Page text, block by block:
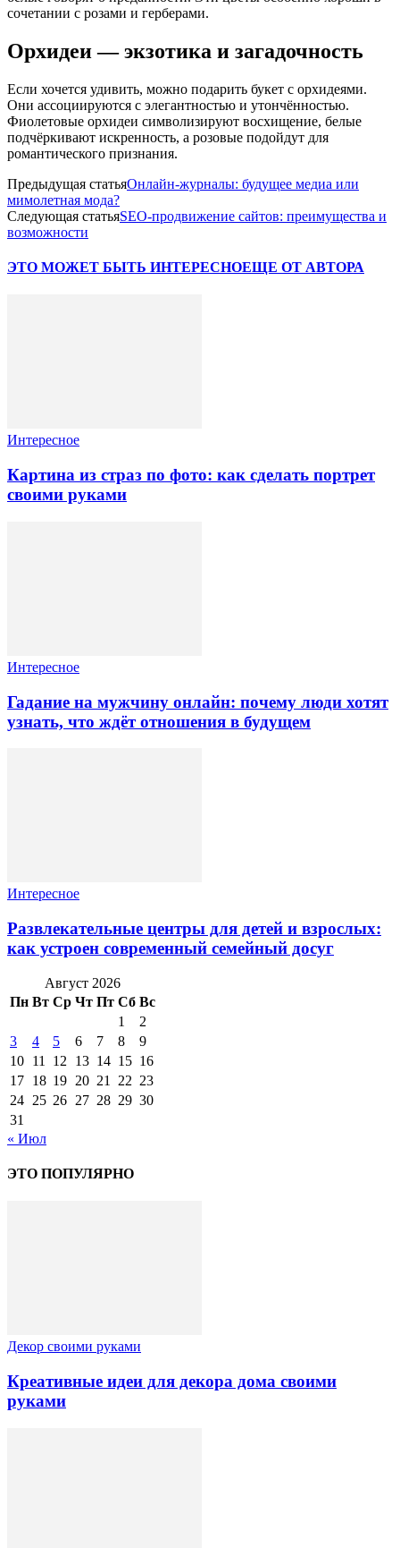
сочетании с розами и герберами.
Орхидеи — экзотика и загадочность
Если хочется удивить, можно подарить букет с орхидеями.
Они ассоциируются с элегантностью и утончённостью.
Фиолетовые орхидеи символизируют восхищение, белые
подчёркивают искренность, а розовые подойдут для
романтического признания.
Предыдущая статьяОнлайн-журналы: будущее медиа или
мимолетная мода?
Следующая статьяSEO-продвижение сайтов: преимущества и
возможности
ЭТО МОЖЕТ БЫТЬ ИНТЕРЕСНОЕЩЕ ОТ АВТОРА
Интересное
Картина из страз по фото: как сделать портрет
своими руками
Интересное
Гадание на мужчину онлайн: почему люди хотят
узнать, что ждёт отношения в будущем
Интересное
Развлекательные центры для детей и взрослых:
как устроен современный семейный досуг
Август 2026
Пн Вт Ср Чт Пт Сб Вс
1
2
3
4 5 6 7 8
9
10 11 12 13 14 15 16
17 18 19 20 21 22 23
24 25 26 27 28 29 30
31
« Июл
ЭТО ПОПУЛЯРНО
Декор своими руками
Креативные идеи для декора дома своими
руками